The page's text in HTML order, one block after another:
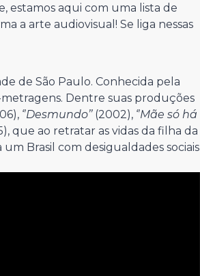
estamos aqui com uma lista de
a arte audiovisual! Se liga nessas
de São Paulo. Conhecida pela
Dentre suas produções
‘’Desmundo’’(2002), ‘’Mãe só há
que ao retratar as vidas da filha da
Brasil com desigualdades sociais